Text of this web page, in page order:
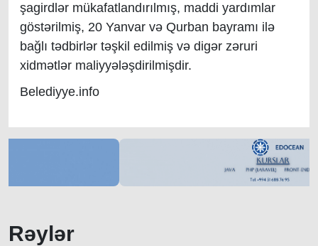
şagirdlər mükafatlandırılmış, maddi yardımlar
göstərilmiş, 20 Yanvar və Qurban bayramı ilə
bağlı tədbirlər təşkil edilmiş və digər zəruri
xidmətlər maliyyələşdirilmişdir.
Belediyye.info
Rəylər